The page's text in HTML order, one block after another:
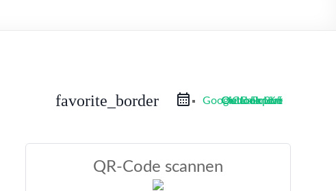
favorite_border iCal Export
Google Calendar
Outlook 365
Outlook Live
QR-Code scannen